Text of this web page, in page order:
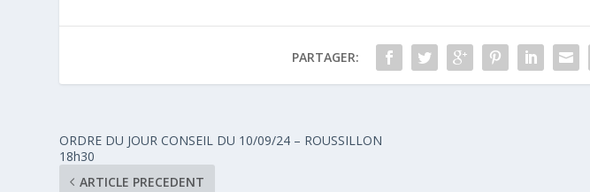
PARTAGER:
ORDRE DU JOUR CONSEIL DU 10/09/24 – ROUSSILLON
18h30
ARTICLE PRECEDENT